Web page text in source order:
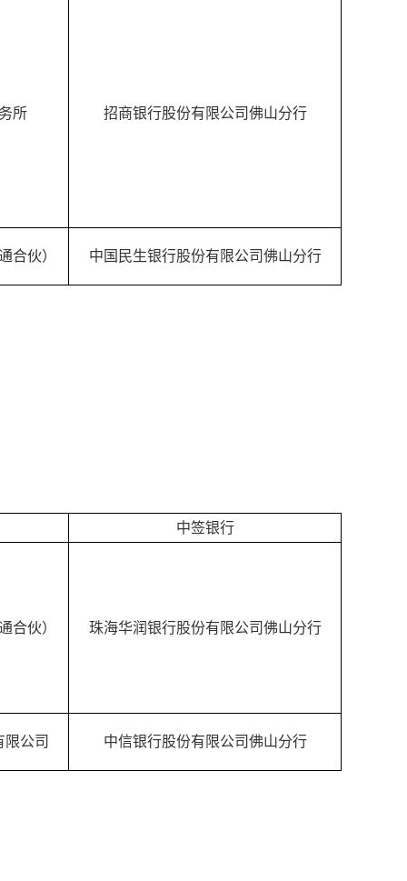
所 招商银行股份有限公司佛山分行
合伙） 中国民生银行股份有限公司佛山分行
中签银行
合伙） 珠海华润银行股份有限公司佛山分行
公司 中信银行股份有限公司佛山分行